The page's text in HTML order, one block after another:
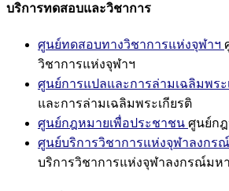
บริการทดสอบและวิชาการ
ศูนย์ทดสอบทางวิชาการแห่งจุฬาฯ
วิชาการแห่งจุฬาฯ
ศูนย์การแปลและการล่ามเฉลิมพระ
และการล่ามเฉลิมพระเกียรติ
ศูนย์กฎหมายเพื่อประชาชน ศูนย์ก
ศูนย์บริการวิชาการแห่งจุฬาลงกร
บริการวิชาการแห่งจุฬาลงกรณ์มห